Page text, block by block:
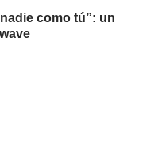
como tú”: un